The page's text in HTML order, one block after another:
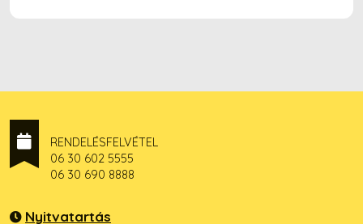
RENDELÉSFELVÉTEL
06 30 602 5555
06 30 690 8888
Nyitvatartás